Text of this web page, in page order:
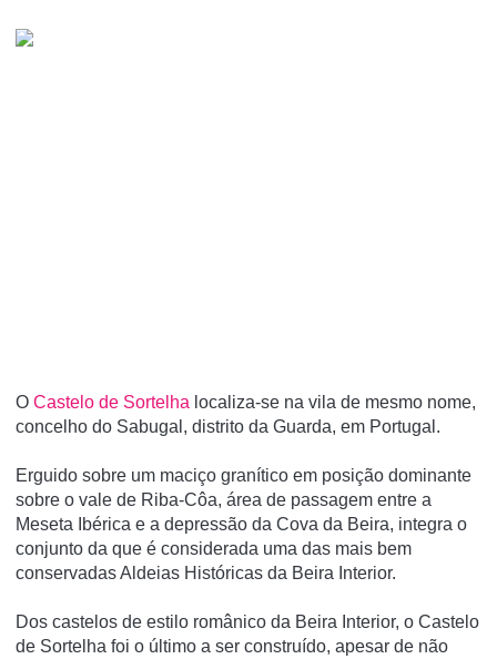
O Castelo de Sortelha localiza-se na vila de mesmo nome,
concelho do Sabugal, distrito da Guarda, em Portugal.
Erguido sobre um maciço graní­tico em posição dominante
sobre o vale de Riba-Côa, área de passagem entre a
Meseta Ibérica e a depressão da Cova da Beira, integra o
conjunto da que é considerada uma das mais bem
conservadas Aldeias Históricas da Beira Interior.
Dos castelos de estilo românico da Beira Interior, o Castelo
de Sortelha foi o último a ser construído, apesar de não